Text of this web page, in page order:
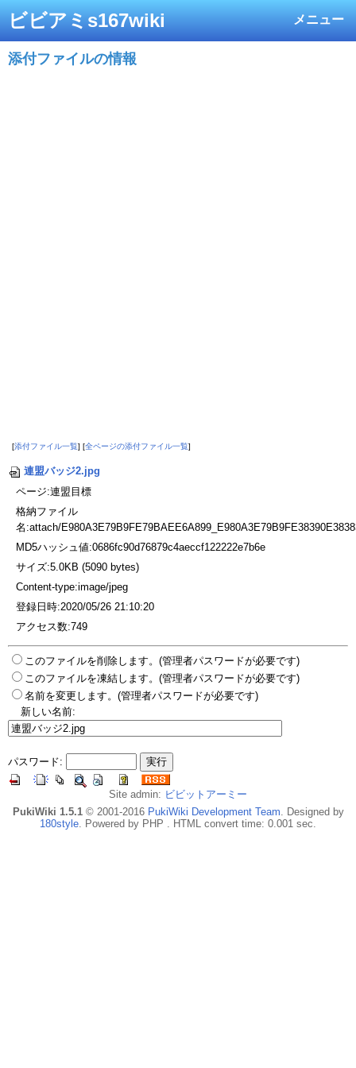
メニュー
ビビアミs167wiki
添付ファイルの情報
[添付ファイル一覧] [全ページの添付ファイル一覧]
連盟バッジ2.jpg
ページ:連盟目標
格納ファイル
名:attach/
MD5ハッシュ値:0686fc90d76879c4aeccf122222e7b6e
サイズ:5.0KB (5090 bytes)
Content-type:image/jpeg
登録日時:2020/05/26 21:10:20
アクセス数:749
このファイルを削除します。(管理者パスワードが必要です)
このファイルを凍結します。(管理者パスワードが必要です)
名前を変更します。(管理者パスワードが必要です)
新しい名前:
パスワード:
Site admin: ビビットアーミー
PukiWiki 1.5.1© 2001-2016 PukiWiki Development Team. Designed by
180style. Powered by PHP . HTML convert time: 0.001 sec.